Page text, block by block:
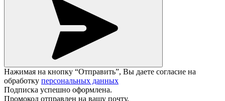
Нажимая на кнопку “Отправить”, Вы даете согласие на
обработку персональных данных
Подписка успешно оформлена.
Промокод отправлен на вашу почту.